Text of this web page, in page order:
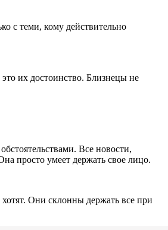
с теми, кому действительно
их достоинство. Близнецы не
Все новости,
просто умеет держать свое лицо.
Они склонны держать все при